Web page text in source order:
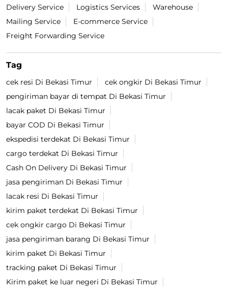
Delivery Service
Logistics Services
Warehouse
Mailing Service
E-commerce Service
Freight Forwarding Service
Tag
cek resi Di Bekasi Timur
cek ongkir Di Bekasi Timur
pengiriman bayar di tempat Di Bekasi Timur
lacak paket Di Bekasi Timur
bayar COD Di Bekasi Timur
ekspedisi terdekat Di Bekasi Timur
cargo terdekat Di Bekasi Timur
Cash On Delivery Di Bekasi Timur
jasa pengiriman Di Bekasi Timur
lacak resi Di Bekasi Timur
kirim paket terdekat Di Bekasi Timur
cek ongkir cargo Di Bekasi Timur
jasa pengiriman barang Di Bekasi Timur
kirim paket Di Bekasi Timur
tracking paket Di Bekasi Timur
Kirim paket ke luar negeri Di Bekasi Timur